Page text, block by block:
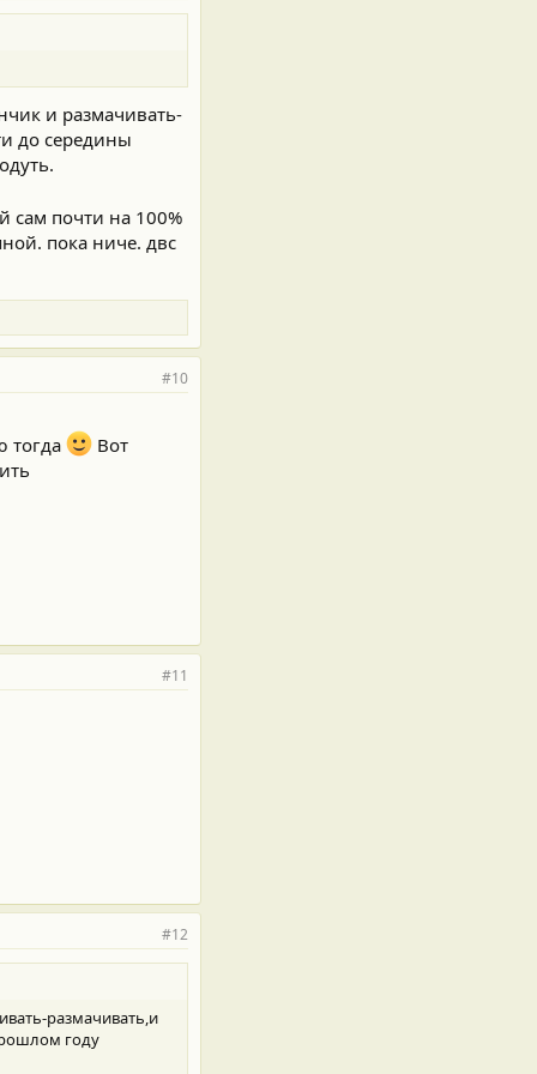
и размачивать-
до середины
сам почти на 100%
пока ниче. двс
#10
тогда
Вот
#11
#12
размачивать,и
году